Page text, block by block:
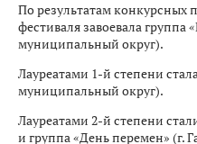
По результатам
фестиваля завоевала
муниципальный округ).
Лауреатами 1-й степени
муниципальный округ).
Лауреатами 2-й степени
и группа «День перемен» (г.